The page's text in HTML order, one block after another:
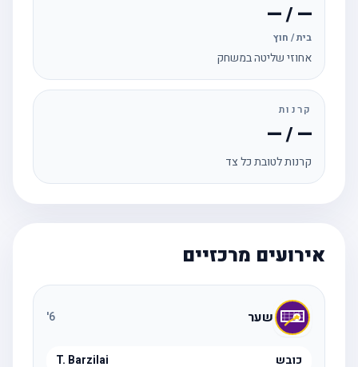
— / —
בית / חוץ
אחוזי שליטה במשחק
קרנות
— / —
קרנות לטובת כל צד
אירועים מרכזיים
שער
כובש T. Barzilai